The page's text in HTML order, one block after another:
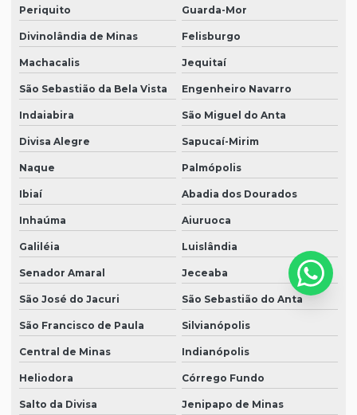
Periquito Guarda-Mor
Divinolândia de Minas Felisburgo
Machacalis Jequitaí
São Sebastião da Bela Vista Engenheiro Navarro
Indaiabira São Miguel do Anta
Divisa Alegre Sapucaí-Mirim
Naque Palmópolis
Ibiaí Abadia dos Dourados
Inhaúma Aiuruoca
Galiléia Luislândia
Senador Amaral Jeceaba
São José do Jacuri São Sebastião do Anta
São Francisco de Paula Silvianópolis
Central de Minas Indianópolis
Heliodora Córrego Fundo
Salto da Divisa Jenipapo de Minas